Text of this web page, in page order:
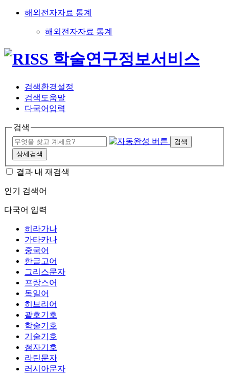
해외전자자료 통계
해외전자자료 통계
검색환경설정
검색도움말
다국어입력
검색
검색
상세검색
결과 내 재검색
인기 검색어
다국어 입력
히라가나
가타카나
중국어
한글고어
그리스문자
프랑스어
독일어
히브리어
괄호기호
학술기호
기술기호
첨자기호
라틴문자
러시아문자